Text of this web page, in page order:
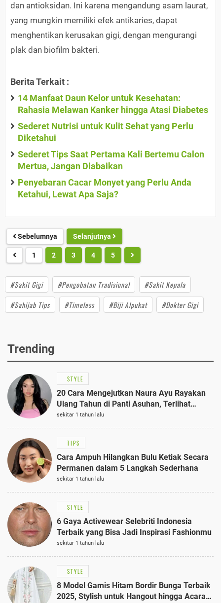
dan antioksidan. Ini karena mengandung asam laurat,
yang mungkin memiliki efek antikaries, dapat
menghentikan kerusakan gigi, dengan mengurangi
plak dan biofilm bakteri.
Berita Terkait :
14 Manfaat Daun Kelor untuk Kesehatan:
Rahasia Melawan Kanker hingga Atasi Diabetes
Sederet Nutrisi untuk Kulit Sehat yang Perlu
Diketahui
Sederet Tips Saat Pertama Kali Bertemu Calon
Mertua, Jangan Diabaikan
Penyebaran Cacar Monyet yang Perlu Anda
Ketahui, Lewat Apa Saja?
Sebelumnya Selanjutnya
1 2 3 4 5
#Sakit Gigi #Pengobatan Tradisional
#Sakit Kepala
#Sahijab Tips
#Timeless #Biji Alpukat #Dokter Gigi
Trending
STYLE
20 Cara Mengejutkan Naura Ayu Rayakan
Ulang Tahun di Panti Asuhan, Terlihat
Anggun dengan Kaftan Cokelat
sekitar 1 tahun lalu
TIPS
Cara Ampuh Hilangkan Bulu Ketiak Secara
Permanen dalam 5 Langkah Sederhana
sekitar 1 tahun lalu
STYLE
6 Gaya Activewear Selebriti Indonesia
Terbaik yang Bisa Jadi Inspirasi Fashionmu
sekitar 1 tahun lalu
STYLE
8 Model Gamis Hitam Bordir Bunga Terbaik
2025, Stylish untuk Hangout hingga Acara